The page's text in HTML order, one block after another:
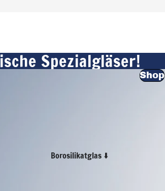
Borosilikatglas ⬇️
Spezialgläser!
Shop